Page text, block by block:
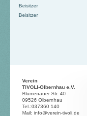
Beisitzer
Beisitzer
Verein
TIVOLI-Olbernhau e.V.
Blumenauer Str. 40
09526 Olbernhau
Tel.:037360 140
Mail: info@verein-tivoli.de